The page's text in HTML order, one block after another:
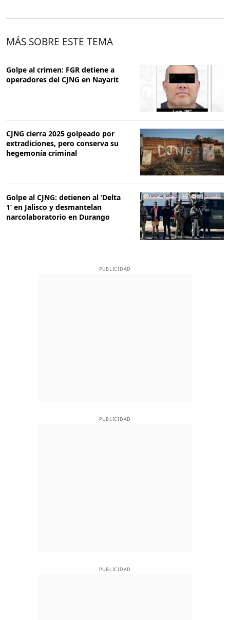
MÁS SOBRE ESTE TEMA
Golpe al crimen: FGR detiene a
operadores del CJNG en Nayarit
CJNG cierra 2025 golpeado por
extradiciones, pero conserva su
hegemonía criminal
Golpe al CJNG: detienen al ‘Delta
1’ en Jalisco y desmantelan
narcolaboratorio en Durango
PUBLICIDAD
PUBLICIDAD
PUBLICIDAD